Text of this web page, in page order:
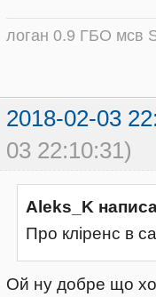
логан 0.9 ГБО мсв
2018-02-03
03 22:10:31)
Aleks_K
Про кліренс в
Ой ну добре що